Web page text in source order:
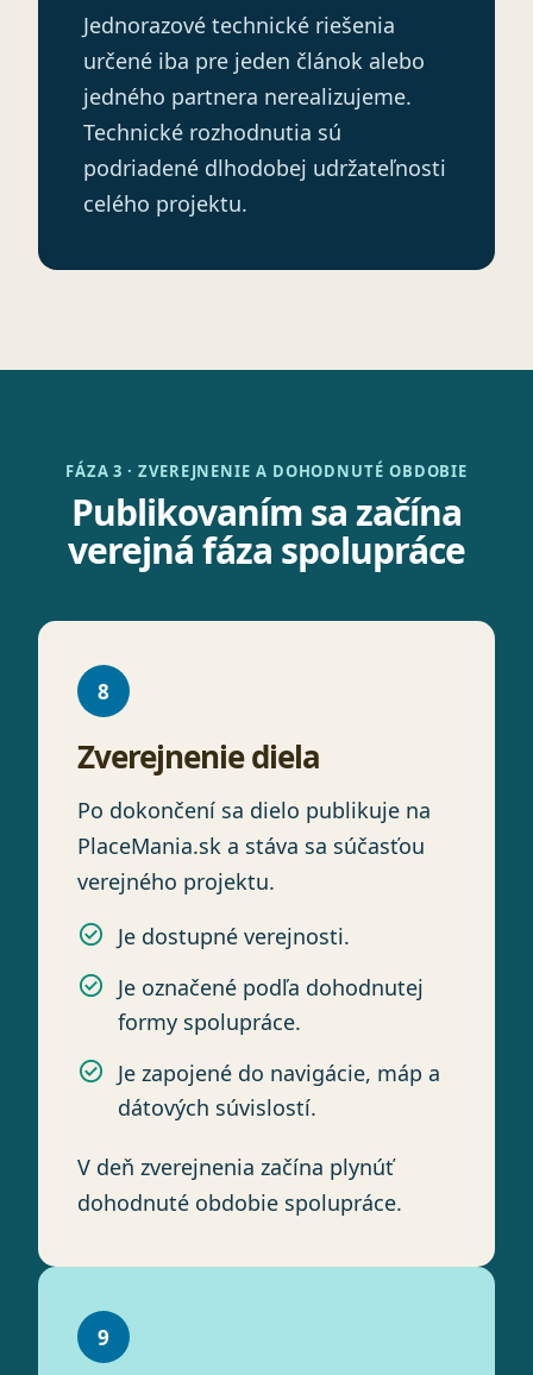
Jednorazové technické riešenia
určené iba pre jeden článok alebo
jedného partnera nerealizujeme.
Technické rozhodnutia sú
podriadené dlhodobej udržateľnosti
celého projektu.
FÁZA 3 · ZVEREJNENIE A DOHODNUTÉ OBDOBIE
Publikovaním sa začína
verejná fáza spolupráce
8
Zverejnenie diela
Po dokončení sa dielo publikuje na
PlaceMania.sk a stáva sa súčasťou
verejného projektu.
Je dostupné verejnosti.
Je označené podľa dohodnutej
formy spolupráce.
Je zapojené do navigácie, máp a
dátových súvislostí.
V deň zverejnenia začína plynúť
dohodnuté obdobie spolupráce.
9